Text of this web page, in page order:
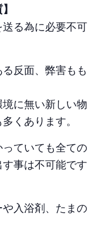
る為に必要不可
反面、弊害もも
に無い新しい物
くあります。
ていても全ての
事は不可能です
入浴剤、たまの